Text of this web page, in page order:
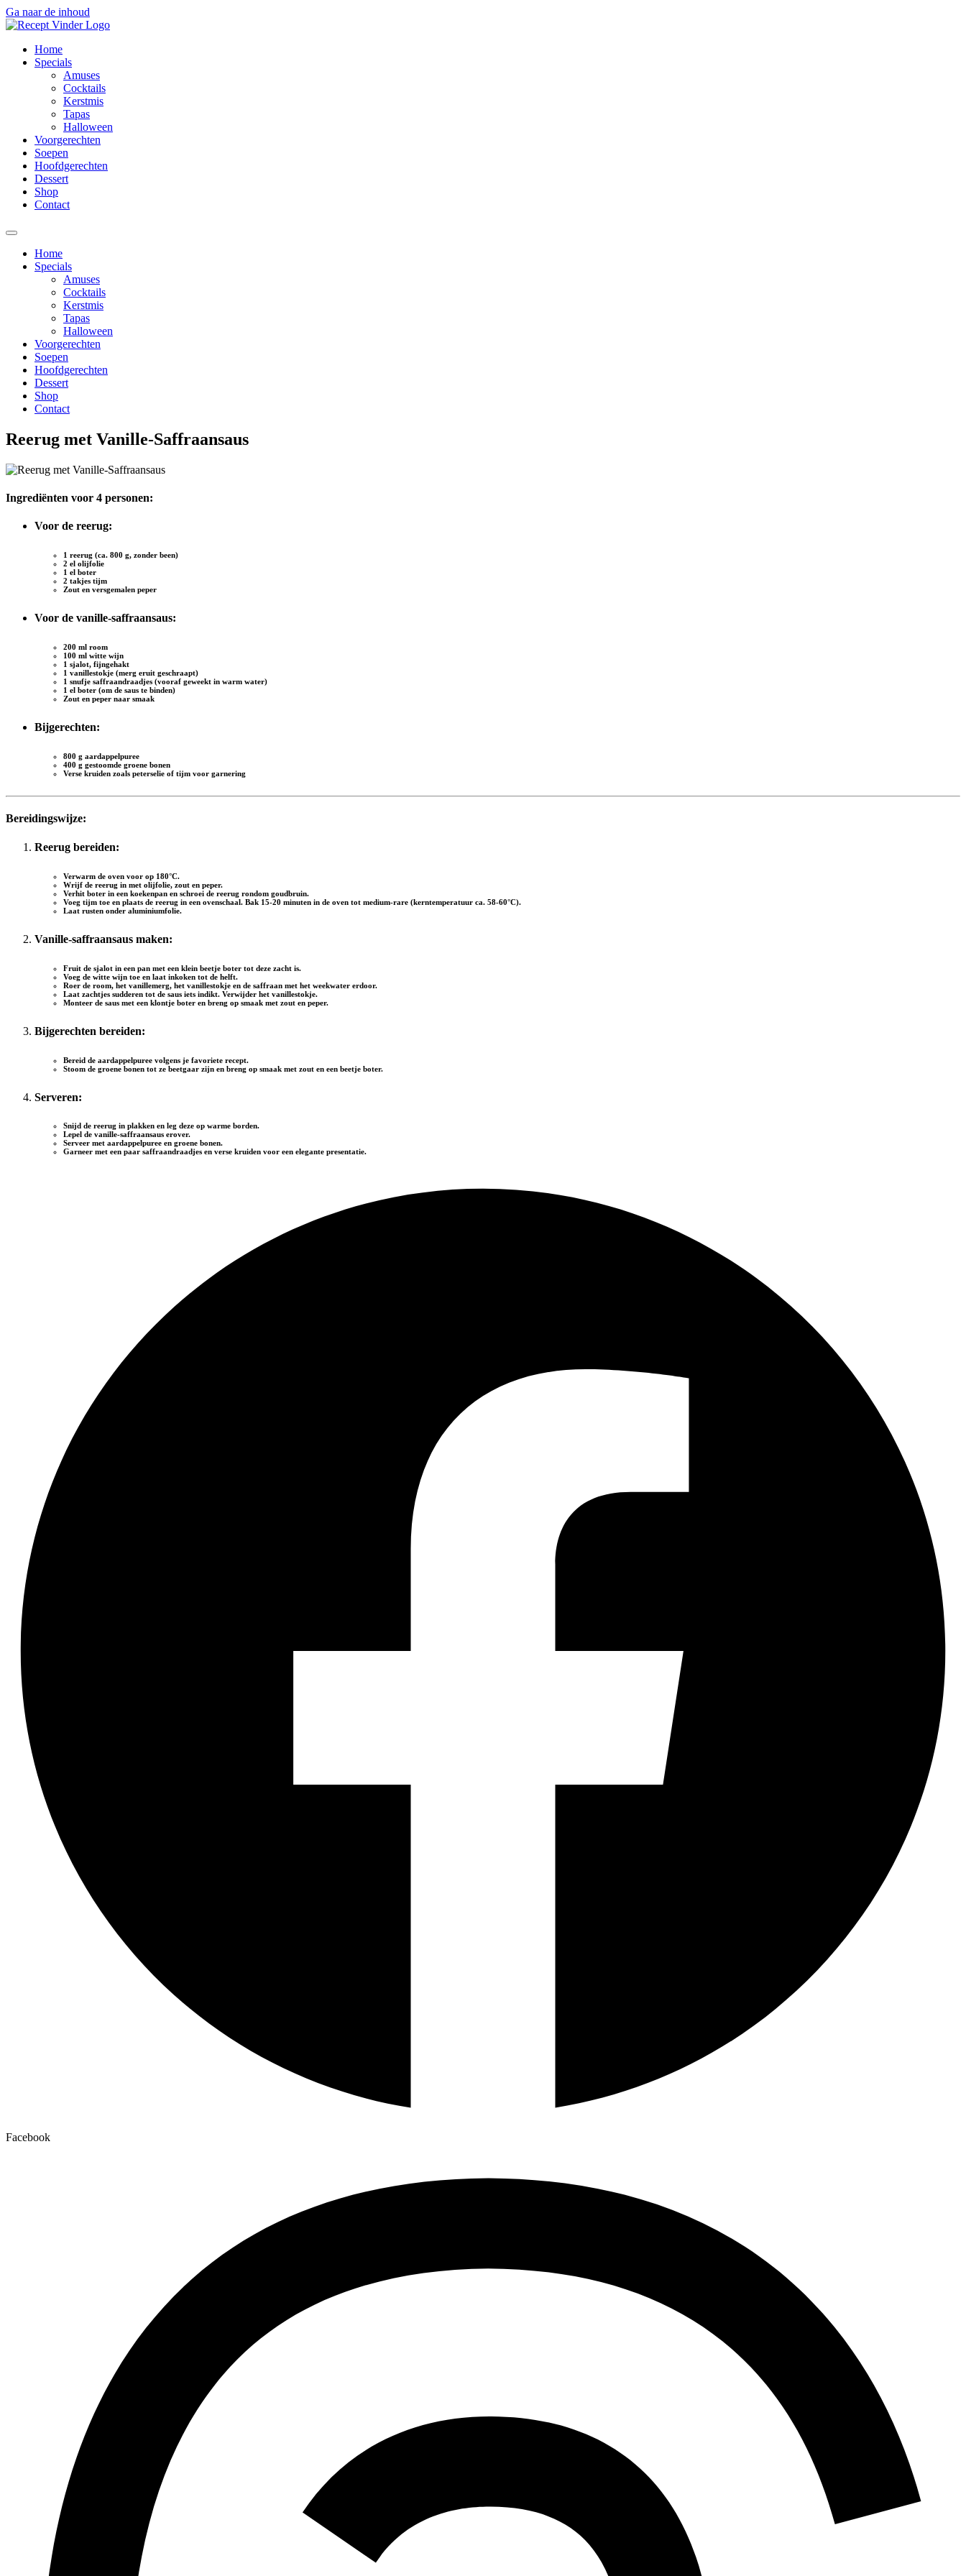
Ga naar de inhoud
Home
Specials
Amuses
Cocktails
Kerstmis
Tapas
Halloween
Voorgerechten
Soepen
Hoofdgerechten
Dessert
Shop
Contact
Home
Specials
Amuses
Cocktails
Kerstmis
Tapas
Halloween
Voorgerechten
Soepen
Hoofdgerechten
Dessert
Shop
Contact
Reerug met Vanille-Saffraansaus
Ingrediënten voor 4 personen:
Voor de reerug:
1 reerug (ca. 800 g, zonder been)
2 el olijfolie
1 el boter
2 takjes tijm
Zout en versgemalen peper
Voor de vanille-saffraansaus:
200 ml room
100 ml witte wijn
1 sjalot, fijngehakt
1 vanillestokje (merg eruit geschraapt)
1 snufje saffraandraadjes (vooraf geweekt in warm water)
1 el boter (om de saus te binden)
Zout en peper naar smaak
Bijgerechten:
800 g aardappelpuree
400 g gestoomde groene bonen
Verse kruiden zoals peterselie of tijm voor garnering
Bereidingswijze:
Reerug bereiden:
Verwarm de oven voor op 180°C.
Wrijf de reerug in met olijfolie, zout en peper.
Verhit boter in een koekenpan en schroei de reerug rondom goudbruin.
Voeg tijm toe en plaats de reerug in een ovenschaal. Bak 15-20 minuten in de oven tot medium-rare (kerntemperatuur ca. 58-60°C).
Laat rusten onder aluminiumfolie.
Vanille-saffraansaus maken:
Fruit de sjalot in een pan met een klein beetje boter tot deze zacht is.
Voeg de witte wijn toe en laat inkoken tot de helft.
Roer de room, het vanillemerg, het vanillestokje en de saffraan met het weekwater erdoor.
Laat zachtjes sudderen tot de saus iets indikt. Verwijder het vanillestokje.
Monteer de saus met een klontje boter en breng op smaak met zout en peper.
Bijgerechten bereiden:
Bereid de aardappelpuree volgens je favoriete recept.
Stoom de groene bonen tot ze beetgaar zijn en breng op smaak met zout en een beetje boter.
Serveren:
Snijd de reerug in plakken en leg deze op warme borden.
Lepel de vanille-saffraansaus erover.
Serveer met aardappelpuree en groene bonen.
Garneer met een paar saffraandraadjes en verse kruiden voor een elegante presentatie.
Facebook